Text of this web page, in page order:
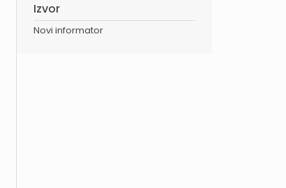
Izvor
Novi informator